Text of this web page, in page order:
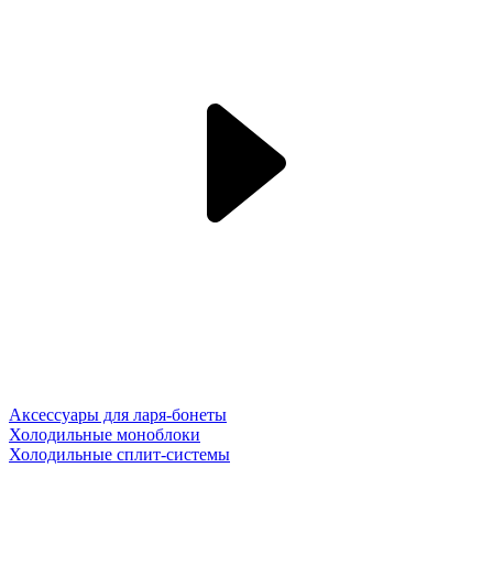
Аксессуары для ларя-бонеты
Холодильные моноблоки
Холодильные сплит-системы